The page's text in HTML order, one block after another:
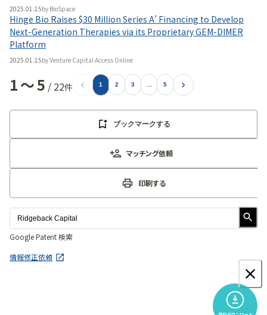
2025.01.15by BioSpace
Hinge Bio Raises $30 Million Series A’ Financing to Develop
Next-Generation Therapies via its Proprietary GEM-DIMER
Platform
2025.01.15byVenture Capital Access Online
1〜5 / 22件 1 2 3 5
ブックマークする
マッチング依頼
印刷する
Google Patent 検索
情報修正依頼